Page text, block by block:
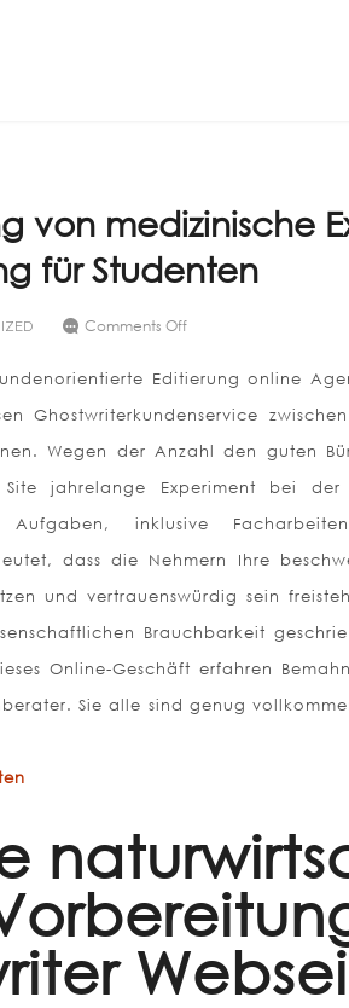
von medizinische
für Studenten
Comments Offon
von
medizinische
Examensarbeit
Unternehmung
Studenten
Editierung online
Ghostwriterkundenservice
Wegen der Anzahl den guten
jahrelange Experiment bei der
Aufgaben, inklusive
dass die Nehmern Ihre
und vertrauenswürdig sein
Brauchbarkeit
Online-Geschäft erfahren
Sie alle sind genug